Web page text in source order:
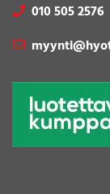
010 505 2576